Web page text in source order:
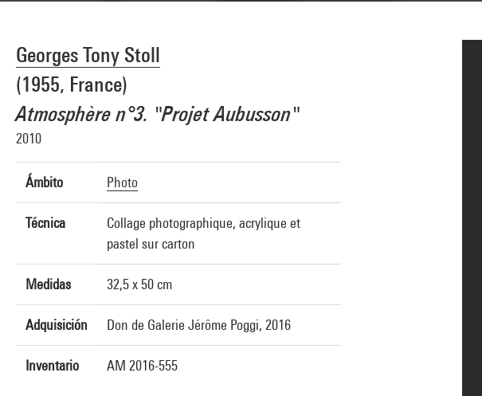
Georges Tony Stoll
(1955, France)
Atmosphère n°3. "Projet Aubusson"
2010
Ámbito Photo
Técnica
Collage photographique, acrylique et
pastel sur carton
Medidas 32,5 x 50 cm
Adquisición Don de Galerie Jérôme Poggi, 2016
Inventario AM 2016-555